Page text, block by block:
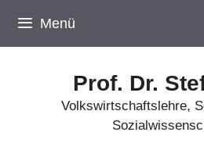
Inhalt
springen
Menü
Prof. Dr.
Volkswirtschaftslehre,